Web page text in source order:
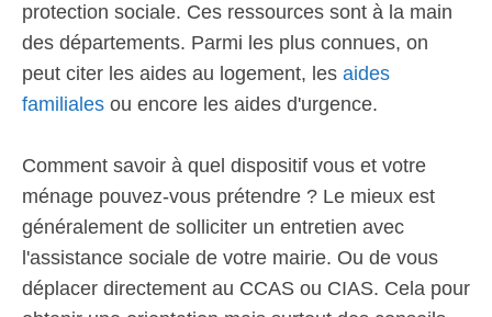
protection sociale. Ces ressources sont à la main
des départements. Parmi les plus connues, on
peut citer les aides au logement, les aides
familiales ou encore les aides d'urgence.
Comment savoir à quel dispositif vous et votre
ménage pouvez-vous prétendre ? Le mieux est
généralement de solliciter un entretien avec
l'assistance sociale de votre mairie. Ou de vous
déplacer directement au CCAS ou CIAS. Cela pour